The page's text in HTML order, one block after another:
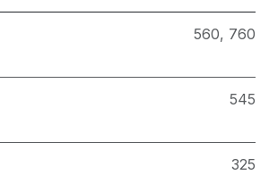
560, 760
545
325